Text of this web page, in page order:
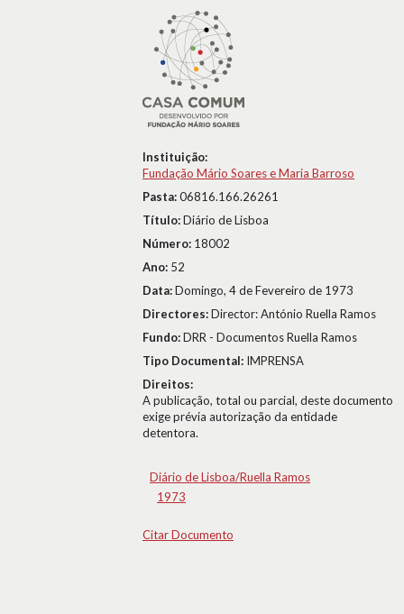
Instituição:
Fundação Mário Soares e Maria Barroso
Pasta:06816.166.26261
Título:Diário de Lisboa
Número: 18002
Ano: 52
Data:Domingo, 4 de Fevereiro de 1973
Directores:Director: António Ruella Ramos
Fundo:DRR - Documentos Ruella Ramos
Tipo Documental: IMPRENSA
Direitos:
A publicação, total ou parcial, deste documento
exige prévia autorização da entidade
detentora.
Diário de Lisboa/Ruella Ramos
1973
Citar Documento